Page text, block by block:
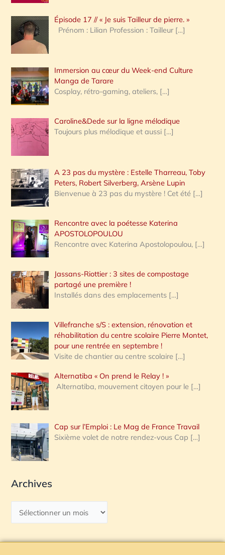
c
h
e
:
Épisode 17 // « Je suis Tailleur de pierre. »
Prénom : Lilian Profession : Tailleur […]
Immersion au cœur du Week-end Culture
Manga de Tarare
Cosplay, rétro-gaming, ateliers, […]
Caroline&Dede sur la ligne mélodique
Toujours plus mélodique et aussi […]
A 23 pas du mystère : Estelle Tharreau, Toby
Peters, Robert Silverberg, Arsène Lupin
Bienvenue à 23 pas du mystère ! Cet été […]
Rencontre avec la poétesse Katerina
APOSTOLOPOULOU
Rencontre avec Katerina Apostolopoulou, […]
Jassans-Riottier : 3 sites de compostage
partagé une première !
Installés dans des emplacements […]
Villefranche s/S : extension, rénovation et
réhabilitation du centre scolaire Pierre Montet,
pour une rentrée en septembre !
Visite de chantier au centre scolaire […]
Alternatiba « On prend le Relay ! »
Alternatiba, mouvement citoyen pour le […]
Cap sur l’Emploi : Le Mag de France Travail
Sixième volet de notre rendez-vous Cap […]
Archives